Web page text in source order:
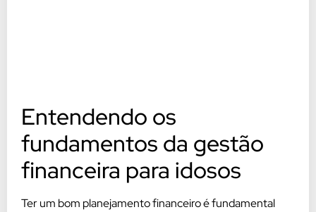
Entendendo os
fundamentos da gestão
financeira para idosos
Ter um bom planejamento financeiro é fundamental